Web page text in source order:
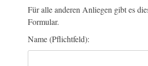
Für alle anderen Anliegen gibt es
Formular.
Name (Pflichtfeld):